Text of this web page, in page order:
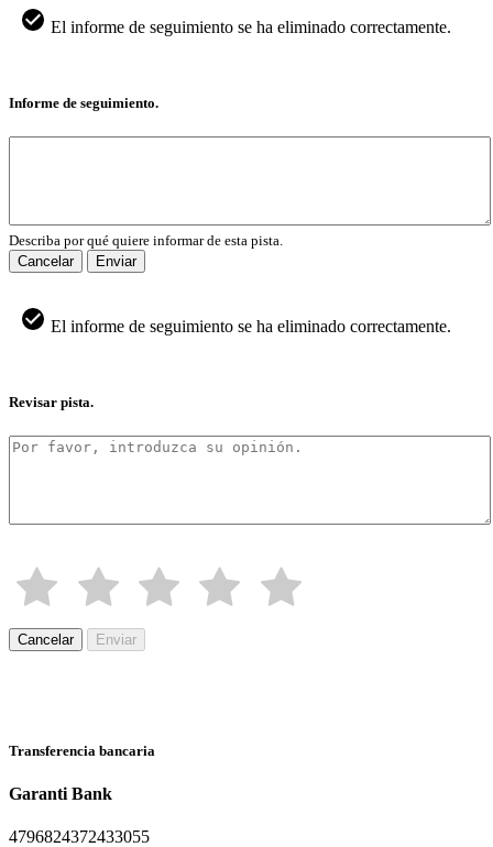
El informe de seguimiento se ha eliminado correctamente.
Informe de seguimiento.
Describa por qué quiere informar de esta pista.
Cancelar
Enviar
El informe de seguimiento se ha eliminado correctamente.
Revisar pista.
Cancelar Enviar
Transferencia bancaria
Garanti Bank
4796824372433055